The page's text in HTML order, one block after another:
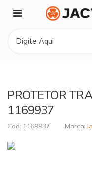
PROTETOR
1169937
1169937